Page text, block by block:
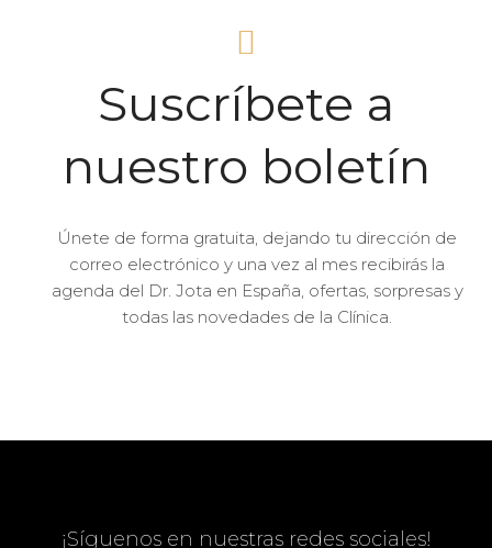
Suscríbete a
nuestro boletín
Únete de forma gratuita, dejando tu dirección de
correo electrónico y una vez al mes recibirás la
agenda del Dr. Jota en España, ofertas, sorpresas y
todas las novedades de la Clínica.
¡Síguenos en nuestras redes sociales!